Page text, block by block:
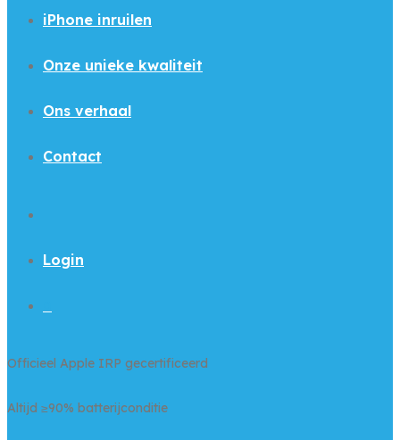
iPhone inruilen
Onze unieke kwaliteit
Ons verhaal
Contact
Login
Officieel Apple IRP gecertificeerd
Altijd ≥90% batterijconditie